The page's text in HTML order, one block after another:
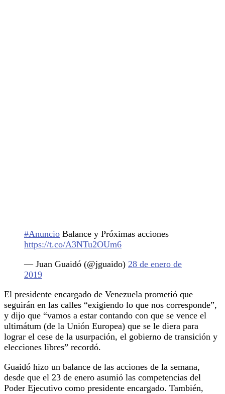
#Anuncio Balance y Próximas acciones
https://t.co/A3NTu2OUm6
— Juan Guaidó (@jguaido) 28 de enero de
2019
El presidente encargado de Venezuela prometió que
seguirán en las calles “exigiendo lo que nos corresponde”,
y dijo que “vamos a estar contando con que se vence el
ultimátum (de la Unión Europea) que se le diera para
lograr el cese de la usurpación, el gobierno de transición y
elecciones libres” recordó.
Guaidó hizo un balance de las acciones de la semana,
desde que el 23 de enero asumió las competencias del
Poder Ejecutivo como presidente encargado. También,